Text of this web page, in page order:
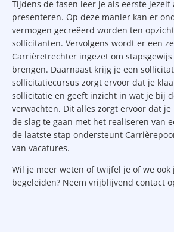
Tijdens de fasen leer je als eerste jezelf
presenteren. Op deze manier kan er
vermogen gecreëerd worden ten
sollicitanten. Vervolgens wordt er een
Carrièretrechter ingezet om
brengen. Daarnaast krijg je een
sollicitatiecursus zorgt ervoor dat je
sollicitatie en geeft inzicht in wat je bij
verwachten. Dit alles zorgt ervoor dat
de slag te gaan met het realiseren van
de laatste stap ondersteunt
van vacatures.
Wil je meer weten of twijfel je of we ook
begeleiden? Neem vrijblijvend contact